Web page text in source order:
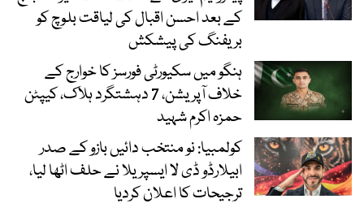
کے بعد احسن اقبال کی لیاقت بلوچ کو
بریفنگ کی پیشکش
ہنگو میں سکیورٹی فورسز کا خوارج کے
خلاف آپریشن، 7 دہشتگرد ہلاک، کیپٹن
حمزہ اکرم شہید
کولمبیا: نو منتخب دائیں بازو کے صدر
ابیلارڈو ڈی لا ایسپریلا نے حلف اٹھا لیا،
ترجیحات کا اعلان کردیا